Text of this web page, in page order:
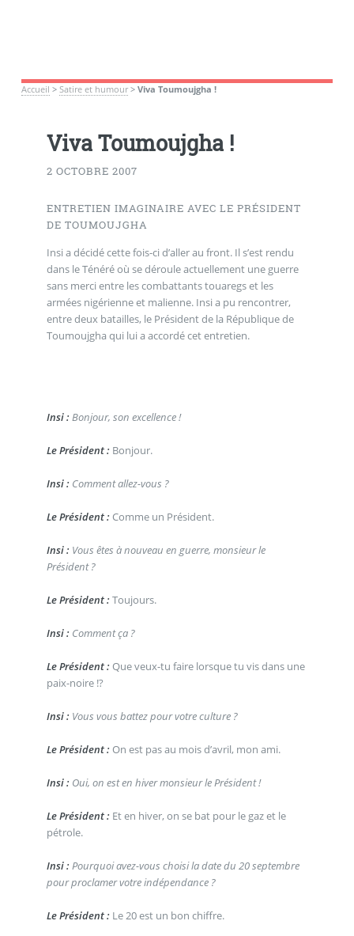
Accueil > Satire et humour> Viva Toumoujgha !
Viva Toumoujgha !
2 OCTOBRE 2007
ENTRETIEN IMAGINAIRE AVEC LE PRÉSIDENT
DE TOUMOUJGHA
Insi a décidé cette fois-ci d’aller au front. Il s’est rendu
dans le Ténéré où se déroule actuellement une guerre
sans merci entre les combattants touaregs et les
armées nigérienne et malienne. Insi a pu rencontrer,
entre deux batailles, le Président de la République de
Toumoujgha qui lui a accordé cet entretien.
Insi : Bonjour, son excellence !
Le Président : Bonjour.
Insi : Comment allez-vous ?
Le Président : Comme un Président.
Insi : Vous êtes à nouveau en guerre, monsieur le
Président ?
Le Président : Toujours.
Insi : Comment ça ?
Le Président : Que veux-tu faire lorsque tu vis dans une
paix-noire !?
Insi : Vous vous battez pour votre culture ?
Le Président : On est pas au mois d’avril, mon ami.
Insi : Oui, on est en hiver monsieur le Président !
Le Président : Et en hiver, on se bat pour le gaz et le
pétrole.
Insi : Pourquoi avez-vous choisi la date du 20 septembre
pour proclamer votre indépendance ?
Le Président : Le 20 est un bon chiffre.